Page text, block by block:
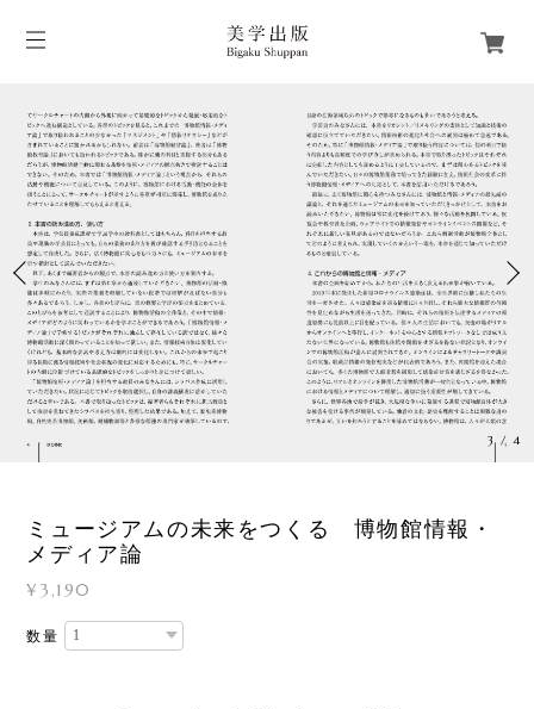
3/4
ミュージアムの未来をつくる 博物館情報・
メディア論
¥3,190
数量